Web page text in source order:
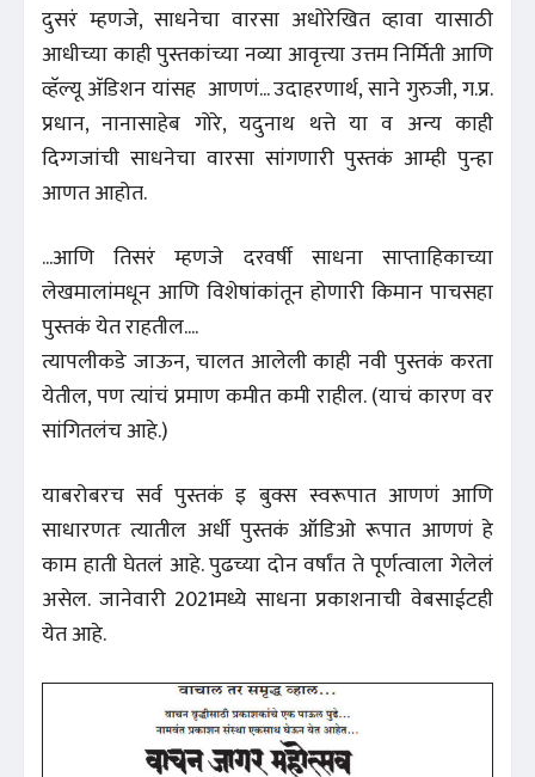
दुसरं म्हणजे, साधनेचा वारसा अधोरेखित व्हावा यासाठी
आधीच्या काही पुस्तकांच्या नव्या आवृत्त्या उत्तम निर्मिती आणि
व्हॅल्यू अ‍ॅडिशन यांसह आणणं... उदाहरणार्थ, साने गुरुजी, ग.प्र.
प्रधान, नानासाहेब गोरे, यदुनाथ थत्ते या व अन्य काही
दिग्गजांची साधनेचा वारसा सांगणारी पुस्तकं आम्ही पुन्हा
आणत आहोत.
...आणि तिसरं म्हणजे दरवर्षी साधना साप्ताहिकाच्या
लेखमालांमधून आणि विशेषांकांतून होणारी किमान पाचसहा
पुस्तकं येत राहतील....
त्यापलीकडे जाऊन, चालत आलेली काही नवी पुस्तकं करता
येतील, पण त्यांचं प्रमाण कमीत कमी राहील. (याचं कारण वर
सांगितलंच आहे.)
याबरोबरच सर्व पुस्तकं इ बुक्स स्वरूपात आणणं आणि
साधारणतः त्यातील अर्धी पुस्तकं ऑडिओ रूपात आणणं हे
काम हाती घेतलं आहे. पुढच्या दोन वर्षांत ते पूर्णत्वाला गेलेलं
असेल. जानेवारी 2021मध्ये साधना प्रकाशनाची वेबसाईटही
येत आहे.